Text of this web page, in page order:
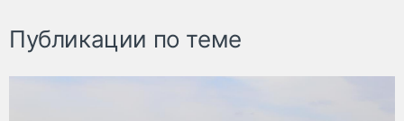
Публикации по теме